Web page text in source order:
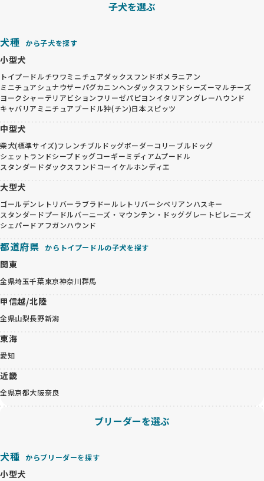
子犬を選ぶ
犬種 から子犬を探す
小型犬
トイプードルチワワミニチュアダックスフンドポメラニアン
ミニチュアシュナウザーパグカニンヘンダックスフンドシーズーマルチーズ
ヨークシャーテリアビションフリーゼパピヨンイタリアングレーハウンド
キャバリア ミニチュアプードル狆(チン)日本スピッツ
中型犬
柴犬(標準サイズ)フレンチブルドッグボーダーコリーブルドッグ
シェットランドシープドッグコーギーミディアムプードル
スタンダードダックスフンドコーイケルホンディエ
大型犬
ゴールデンレトリバー ラブラドールレトリバーシベリアンハスキー
スタンダードプードルバーニーズ・マウンテン・ドッググレートピレニーズ
シェパードアフガンハウンド
都道府県 からトイプードルの子犬を探す
関東
全県埼玉千葉東京神奈川群馬
甲信越/北陸
全県山梨長野新潟
東海
愛知
近畿
全県京都大阪奈良
ブリーダーを選ぶ
犬種 からブリーダーを探す
小型犬